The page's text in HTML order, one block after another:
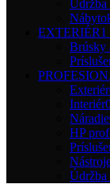
Údržba
EXTERIÉR1
Brúsky
Exteriér
Interiér
Náradie
HP
Údržba